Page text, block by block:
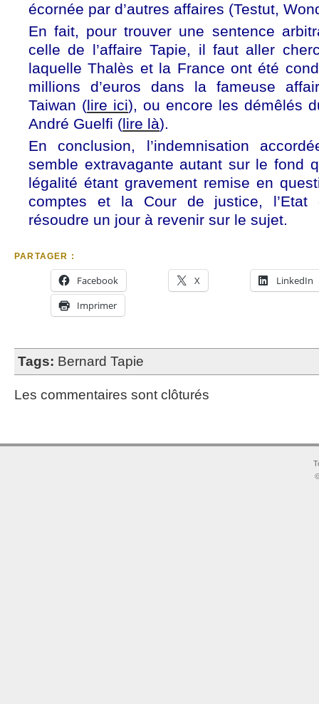
écornée par d’autres affaires (Testut,
En fait, pour trouver une sentence
celle de l’affaire Tapie, il faut aller
laquelle Thalès et la France ont été
millions d’euros dans la fameuse
Taiwan (lire ici), ou encore les démêlés
André Guelfi (lire là).
En conclusion, l’indemnisation
semble extravagante autant sur le fond
légalité étant gravement remise en
comptes et la Cour de justice, l’Etat
résoudre un jour à revenir sur le sujet.
PARTAGER :
Facebook X
LinkedIn
Imprimer
Tags: Bernard Tapie
Les commentaires sont clôturés